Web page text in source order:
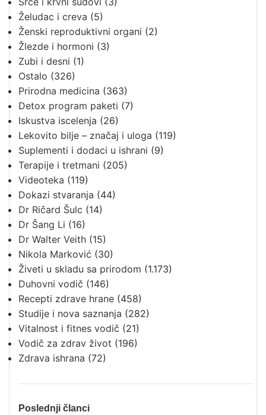
Želudac i creva (5)
Ženski reproduktivni organi (2)
Žlezde i hormoni (3)
Zubi i desni (1)
Ostalo (326)
Prirodna medicina (363)
Detox program paketi (7)
Iskustva iscelenja (26)
Lekovito bilje – značaj i uloga (119)
Suplementi i dodaci u ishrani (9)
Terapije i tretmani (205)
Videoteka (119)
Dokazi stvaranja (44)
Dr Ričard Šulc (14)
Dr Šang Li (16)
Dr Walter Veith (15)
Nikola Marković (30)
Živeti u skladu sa prirodom (1.173)
Duhovni vodič (146)
Recepti zdrave hrane (458)
Studije i nova saznanja (282)
Vitalnost i fitnes vodič (21)
Vodič za zdrav život (196)
Zdrava ishrana (72)
Poslednji članci